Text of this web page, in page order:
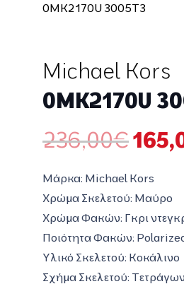
0MK2170U 3005T3
Michael Kors
0MK2170U
236,00€
price
was:
Μάρκα: Michael Kors
Χρώμα Σκελετού: Μαύρο
Χρώμα Φακών: Γκρι
Ποιότητα Φακών:
Υλικό Σκελετού: Κοκάλινο
Σχήμα Σκελετού: